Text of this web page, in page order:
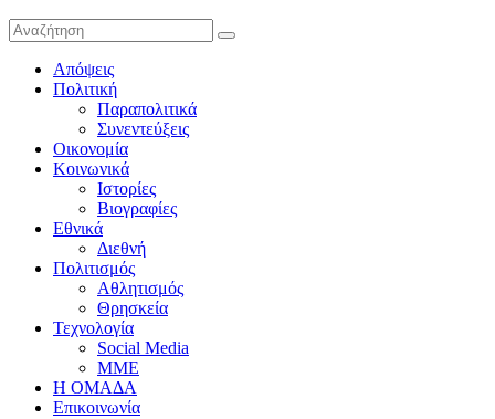
Απόψεις
Πολιτική
Παραπολιτικά
Συνεντεύξεις
Οικονομία
Κοινωνικά
Ιστορίες
Βιογραφίες
Εθνικά
Διεθνή
Πολιτισμός
Αθλητισμός
Θρησκεία
Τεχνολογία
Social Media
ΜΜΕ
Η ΟΜΑΔΑ
Επικοινωνία